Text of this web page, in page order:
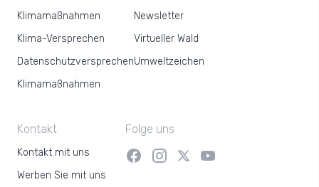
Klimamaßnahmen
Klima-Versprechen
Datenschutzversprechen
Klimamaßnahmen
Newsletter
Virtueller Wald
Umweltzeichen
Kontakt
Kontakt mit uns
Werben Sie mit uns
Folge uns